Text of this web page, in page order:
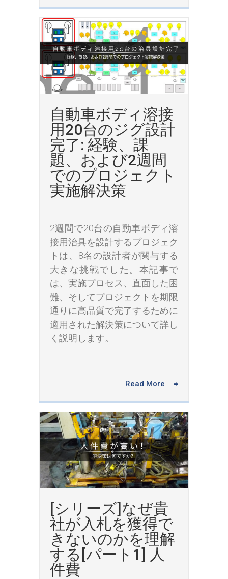
自動車ボディ溶接
用20台のジグ設計
完了: 経験、課
題、および2週間
でのプロジェクト
実施解決策
2週間で20台の自動車ボディ溶
接用治具を設計するプロジェク
トは、8名の設計者が関与する
大きな挑戦でした。本記事で
は、実施プロセス、直面した困
難、そしてプロジェクトを期限
通りに高品質で完了するために
適用された解決策について詳し
く説明します。
Read More
[シリーズ]なぜ貴
社が入札を獲得で
きないのかを理解
する[パート1] 人
件費